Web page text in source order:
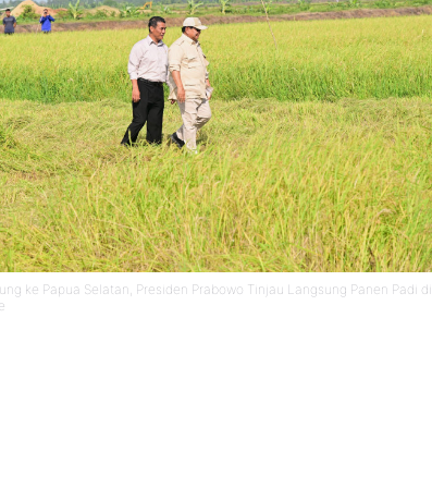
ke Papua Selatan, Presiden Prabowo Tinjau Langsung Panen Padi di